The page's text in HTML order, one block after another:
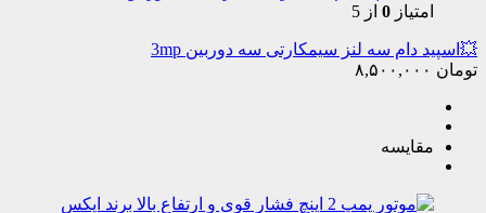
امتیاز 0 از 5
💥اسپید دام سه لنز سیمکارتی سه دوربین 3mp
تومان
مقایسه